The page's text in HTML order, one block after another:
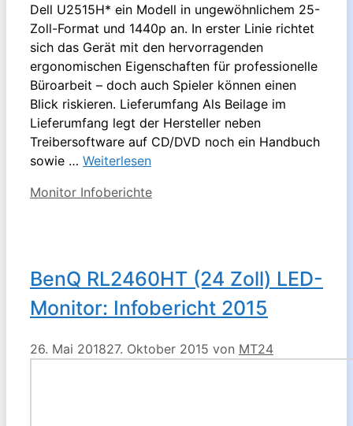
Dell U2515H* ein Modell in ungewöhnlichem 25-
Zoll-Format und 1440p an. In erster Linie richtet
sich das Gerät mit den hervorragenden
ergonomischen Eigenschaften für professionelle
Büroarbeit – doch auch Spieler können einen
Blick riskieren. Lieferumfang Als Beilage im
Lieferumfang legt der Hersteller neben
Treibersoftware auf CD/DVD noch ein Handbuch
sowie … Weiterlesen
Kategorien
Monitor Infoberichte
BenQ RL2460HT (24 Zoll) LED-
Monitor: Infobericht 2015
26. Mai 201827. Oktober 2015 von MT24